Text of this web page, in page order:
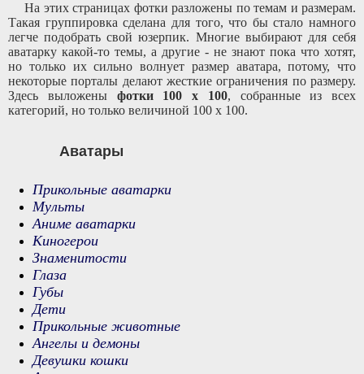
На этих страницах фотки разложены по темам и размерам.
Такая группировка сделана для того, что бы стало намного
легче подобрать свой юзерпик. Многие выбирают для себя
аватарку какой-то темы, а другие - не знают пока что хотят,
но только их сильно волнует размер аватара, потому, что
некоторые порталы делают жесткие ограничения по размеру.
Здесь выложены фотки 100 x 100, собранные из всех
категорий, но только величиной 100 x 100.
Аватары
Прикольные аватарки
Мульты
Аниме аватарки
Киногерои
Знаменитости
Глаза
Губы
Дети
Прикольные животные
Ангелы и демоны
Девушки кошки